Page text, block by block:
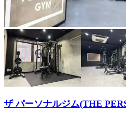
ザ パーソナルジム(THE